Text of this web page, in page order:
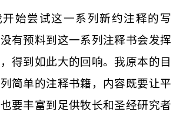
开始尝试这一系列新约注释的写
有预料到这一系列注释书会发挥
得到如此大的回响。我原本的目
简单的注释书籍，内容既要让平
要丰富到足供牧长和圣经研究者